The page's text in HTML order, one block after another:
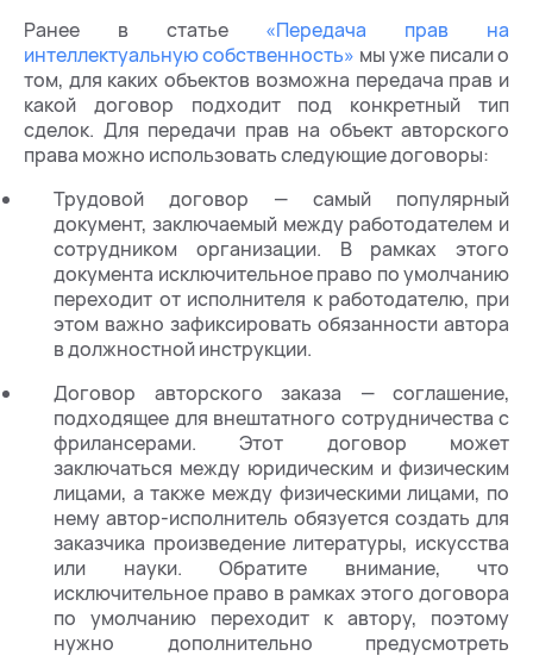
Ранее в статье «Передача прав на
интеллектуальную собственность» мы уже писали о
том, для каких объектов возможна передача прав и
какой договор подходит под конкретный тип
сделок. Для передачи прав на объект авторского
права можно использовать следующие договоры:
Трудовой договор — самый популярный
документ, заключаемый между работодателем и
сотрудником организации. В рамках этого
документа исключительное право по умолчанию
переходит от исполнителя к работодателю, при
этом важно зафиксировать обязанности автора
в должностной инструкции.
Договор авторского заказа — соглашение,
подходящее для внештатного сотрудничества с
фрилансерами. Этот договор может
заключаться между юридическим и физическим
лицами, а также между физическими лицами, по
нему автор-исполнитель обязуется создать для
заказчика произведение литературы, искусства
или науки. Обратите внимание, что
исключительное право в рамках этого договора
по умолчанию переходит к автору, поэтому
нужно дополнительно предусмотреть